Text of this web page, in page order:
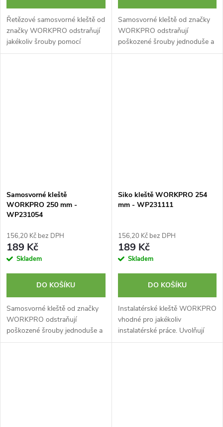
Řetězové samosvorné kleště od
značky WORKPRO odstraňují
jakékoliv šrouby pomocí
řetězového mechanismu. Díky
Samosvorné kleště od značky
WORKPRO odstraňují
poškozené šrouby jednoduše a
bez námahy díky svíracímu
Samosvorné kleště
WORKPRO 250 mm -
WP231054
156,20 Kč bez DPH
189 Kč
Skladem
DO KOŠÍKU
Samosvorné kleště od značky
WORKPRO odstraňují
poškozené šrouby jednoduše a
bez námahy díky svíracímu
Siko kleště WORKPRO 254
mm - WP231111
156,20 Kč bez DPH
189 Kč
Skladem
DO KOŠÍKU
Instalatérské kleště WORKPRO
vhodné pro jakékoliv
instalatérské práce. Uvolňují
nebo utahují potřebné šrouby i